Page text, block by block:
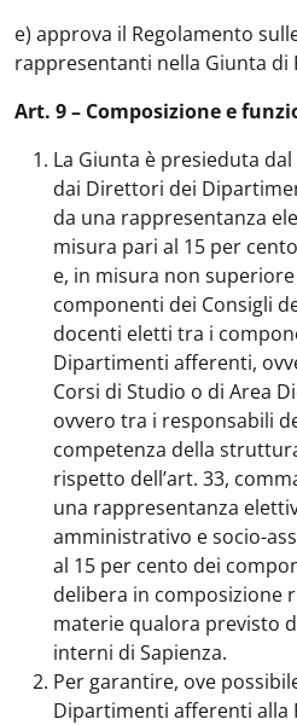
e) approva il Regolamento
rappresentanti nella Giunta di
Art. 9 – Composizione e
La Giunta è presieduta
dai Direttori dei
da una rappresentanza
misura pari al 15 per
e, in misura non
componenti dei Consigli
docenti eletti tra i
Dipartimenti afferenti,
Corsi di Studio o di Area
ovvero tra i responsabili
competenza della
rispetto dell’art. 33,
una rappresentanza
amministrativo e socio-
al 15 per cento dei
delibera in composizione
materie qualora previsto
interni di Sapienza.
Per garantire, ove
Dipartimenti afferenti alla